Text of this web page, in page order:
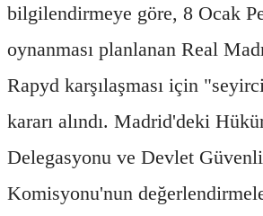
bilgilendirmeye göre, 8 Ocak
oynanması planlanan Real
Rapyd karşılaşması için
kararı alındı. Madrid'deki
Delegasyonu ve Devlet
Komisyonu'nun